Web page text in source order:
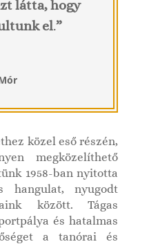
látta, hogy
el.”
közel eső részén,
megközelíthető
1958-ban nyitotta
hangulat, nyugodt
között. Tágas
és hatalmas
a tanórai és